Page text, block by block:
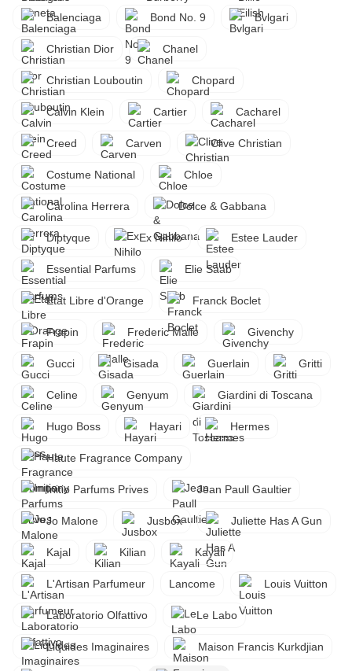
Balenciaga Bond No. 9 Bvlgari
Christian Dior Chanel
Christian Louboutin Chopard
Calvin Klein Cartier Cacharel
Creed Carven Clive Christian
Costume National Chloe
Carolina Herrera Dolce & Gabbana
Diptyque Ex Nihilo Estee Lauder
Essential Parfums Elie Saab
Etat Libre d'Orange Franck Boclet
Frapin Frederic Malle Givenchy
Gucci Gisada Guerlain Gritti
Celine Genyum Giardini di Toscana
Hugo Boss Hayari Hermes
Haute Fragrance Company
Initio Parfums Prives Jean Paull Gaultier
Jo Malone Jusbox Juliette Has A Gun
Kajal Kilian Kayali
L'Artisan Parfumeur Lancome Louis Vuitton
Laboratorio Olfattivo Le Labo
Liquides Imaginaires Maison Francis Kurkdjian